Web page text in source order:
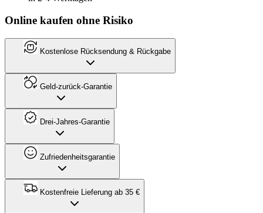
Online kaufen ohne Risiko
Kostenlose Rücksendung & Rückgabe
Geld-zurück-Garantie
Drei-Jahres-Garantie
Zufriedenheitsgarantie
Kostenfreie Lieferung ab 35 €